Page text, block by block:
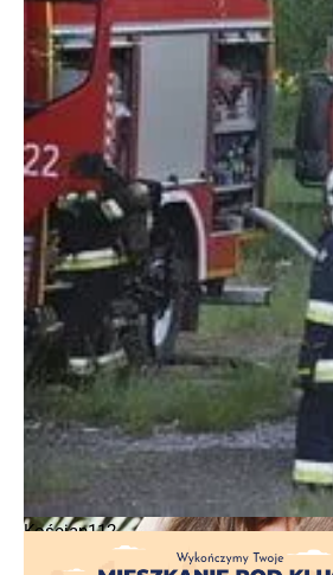
Kościan112
Kościan112